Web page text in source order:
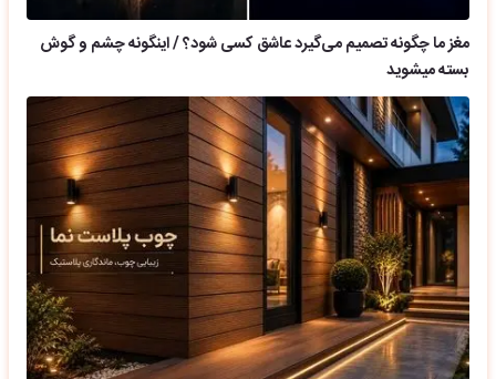
مغز ما چگونه تصمیم می‌گیرد عاشق کسی شود؟ / اینگونه چشم و گوش
بسته میشوید